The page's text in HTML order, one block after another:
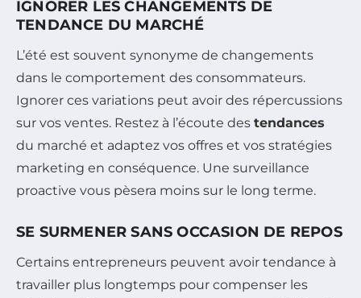
IGNORER LES CHANGEMENTS DE
TENDANCE DU MARCHÉ
L’été est souvent synonyme de changements
dans le comportement des consommateurs.
Ignorer ces variations peut avoir des répercussions
sur vos ventes. Restez à l’écoute des tendances
du marché et adaptez vos offres et vos stratégies
marketing en conséquence. Une surveillance
proactive vous pèsera moins sur le long terme.
SE SURMENER SANS OCCASION DE REPOS
Certains entrepreneurs peuvent avoir tendance à
travailler plus longtemps pour compenser les